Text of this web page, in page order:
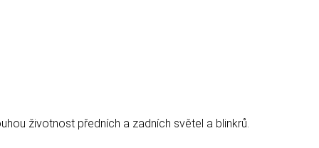
životnost předních a zadních světel a blinkrů.